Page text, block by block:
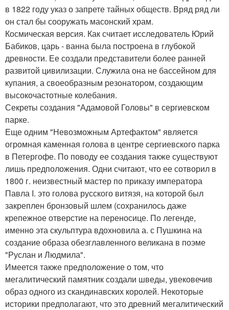
в 1822 году указ о запрете тайных обществ. Вряд ряд ли
он стал бы сооружать масонский храм.
Космическая версия. Как считает исследователь Юрий
Бабиков, царь - ванна была построена в глубокой
древности. Ее создали представители более ранней
развитой цивилизации. Служила она не бассейном для
купания, а своеобразным резонатором, создающим
высокочастотные колебания.
Секреты создания "Адамовой Головы" в сергиевском
парке.
Еще одним "Невозможным Артефактом" является
огромная каменная голова в центре сергиевского парка
в Петергофе. По поводу ее создания также существуют
лишь предположения. Одни считают, что ее сотворил в
1800 г. неизвестный мастер по приказу императора
Павла I. это голова русского витязя, на которой был
закреплен бронзовый шлем (сохранилось даже
крепежное отверстие на переносице. По легенде,
именно эта скульптура вдохновила а. с Пушкина на
создание образа обезглавленного великана в поэме
"Руслан и Людмила".
Имеется также предположение о том, что
мегалитический памятник создали шведы, увековечив
образ одного из скандинавских королей. Некоторые
историки предполагают, что это древний мегалитический